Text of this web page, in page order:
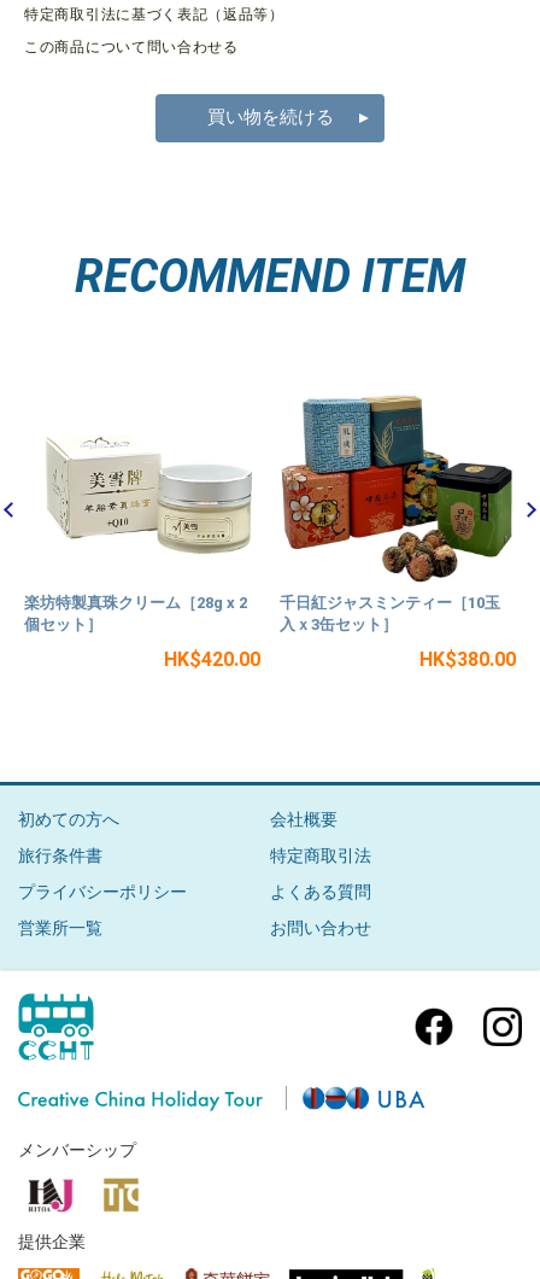
特定商取引法に基づく表記（返品等）
この商品について問い合わせる
買い物を続ける
RECOMMEND ITEM
楽坊特製真珠クリーム［28g x 2
個セット］
HK$420.00
千日紅ジャスミンティー［10玉
入ｘ3缶セット］
HK$380.00
初めての方へ
会社概要
旅行条件書
特定商取引法
プライバシーポリシー
よくある質問
営業所一覧
お問い合わせ
メンバーシップ
提供企業